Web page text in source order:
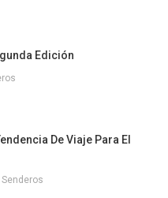
Edición
De Viaje Para El